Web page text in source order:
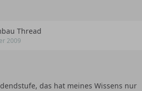
Thread
2009
das hat meines Wissens nur